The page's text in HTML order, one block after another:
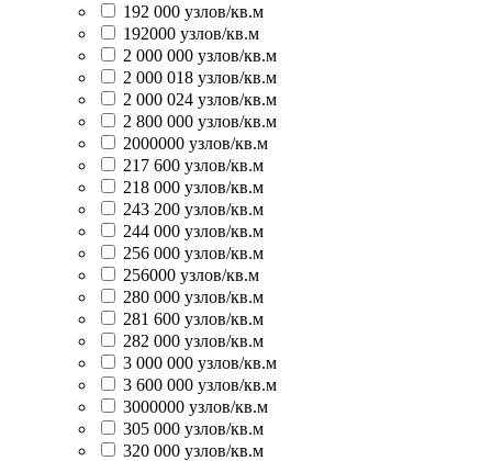
192 000 узлов/кв.м
192000 узлов/кв.м
2 000 000 узлов/кв.м
2 000 018 узлов/кв.м
2 000 024 узлов/кв.м
2 800 000 узлов/кв.м
2000000 узлов/кв.м
217 600 узлов/кв.м
218 000 узлов/кв.м
243 200 узлов/кв.м
244 000 узлов/кв.м
256 000 узлов/кв.м
256000 узлов/кв.м
280 000 узлов/кв.м
281 600 узлов/кв.м
282 000 узлов/кв.м
3 000 000 узлов/кв.м
3 600 000 узлов/кв.м
3000000 узлов/кв.м
305 000 узлов/кв.м
320 000 узлов/кв.м